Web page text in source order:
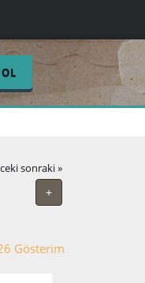
sonraki »
+
Gösterim